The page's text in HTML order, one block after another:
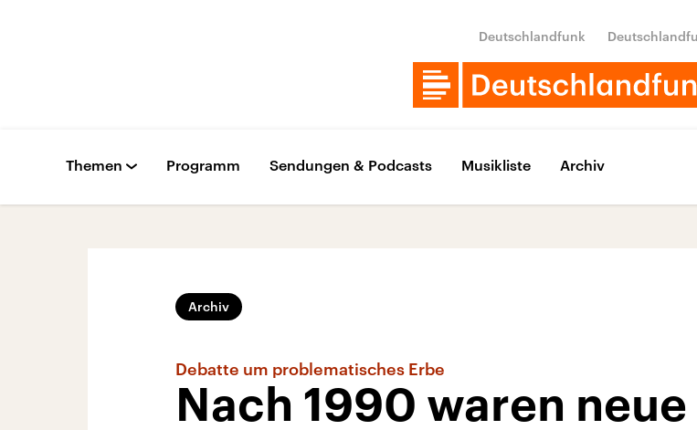
Deutschlandfunk
Themen Programm Sendungen & Podcasts Musikliste Archiv
Archiv
Debatte um problematisches Erbe
Nach 1990 waren